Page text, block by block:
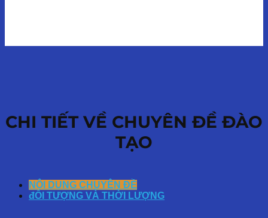
CHI TIẾT VỀ CHUYÊN ĐỀ ĐÀO
TẠO
NỘI DUNG CHUYÊN ĐỀ
đỐI TƯỢNG VÀ THỜI LƯỢNG